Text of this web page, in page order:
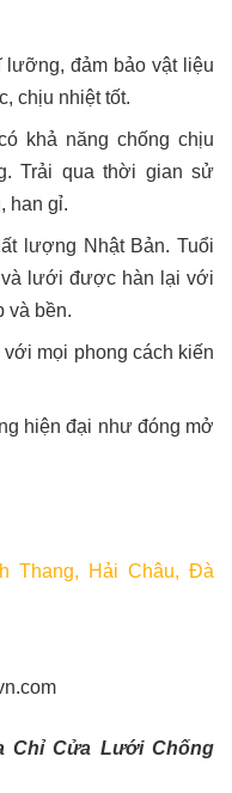
đảm bảo vật liệu
chịu nhiệt tốt.
khả năng chống chịu
Trải qua thời gian sử
han gỉ.
lượng Nhật Bản. Tuổi
lưới được hàn lại với
và bền.
mọi phong cách kiến
hiện đại như đóng mở
Thang, Hải Châu, Đà
Chỉ Cửa Lưới Chống